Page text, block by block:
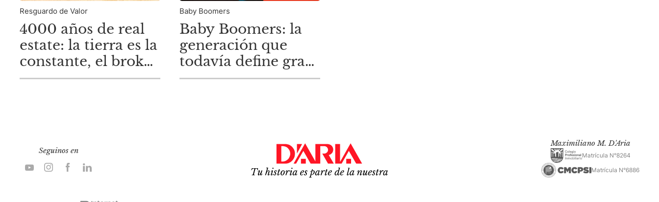
Resguardo de Valor
4000 años de real
estate: la tierra es la
constante, el broker
la diferencia
Baby Boomers
Baby Boomers: la
generación que
todavía define gran
parte del mercado
Seguinos en
Maximiliano M. D'Aria
Matrícula N°8264
Matrícula N°6886